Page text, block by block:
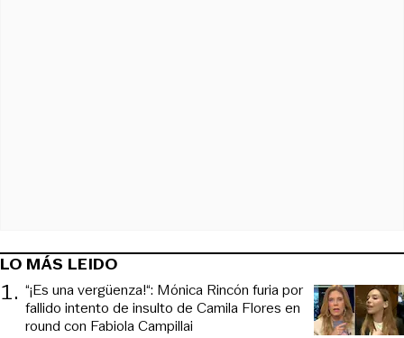
LO MÁS LEIDO
1. “¡Es una vergüenza!“: Mónica Rincón furia por
fallido intento de insulto de Camila Flores en
round con Fabiola Campillai